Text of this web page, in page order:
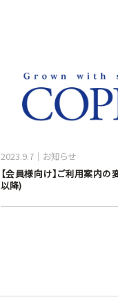
【会員様向け】ご利用案内の
以降)
2023.9.7 お知らせ